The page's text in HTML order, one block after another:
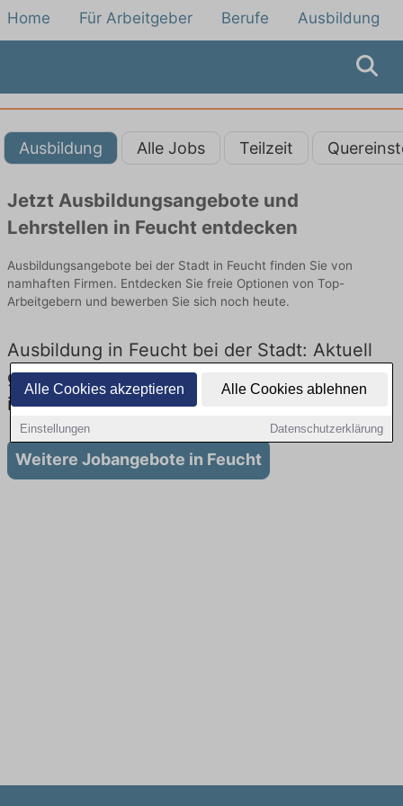
Alle Cookies akzeptieren Alle Cookies ablehnen
Einstellungen Datenschutzerklärung
Home Für Arbeitgeber Berufe Ausbildung
Ausbildung Alle Jobs Teilzeit
Jetzt Ausbildungsangebote und
Lehrstellen in Feucht entdecken
Ausbildungsangebote bei der Stadt in Feucht finden Sie von
namhaften Firmen. Entdecken Sie freie Optionen von Top-
Arbeitgebern und bewerben Sie sich noch heute.
Ausbildung in Feucht bei der Stadt: Aktuell
gibt es keine Stellenangebote für Ausbildung
in Feucht
Weitere Jobangebote in Feucht